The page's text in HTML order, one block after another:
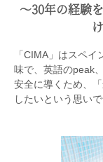
〜30年の経験
「CIMA」はスペ
味で、英語のpeak
安全に導くため、
したいという思い